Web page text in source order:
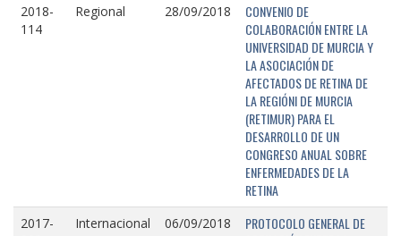
2018-
114
Regional 28/09/2018
CONVENIO DE
COLABORACIÓN ENTRE LA
UNIVERSIDAD DE MURCIA Y
LA ASOCIACIÓN DE
AFECTADOS DE RETINA DE
LA REGIÓNI DE MURCIA
(RETIMUR) PARA EL
DESARROLLO DE UN
CONGRESO ANUAL SOBRE
ENFERMEDADES DE LA
RETINA
2017-
Internacional 06/09/2018
PROTOCOLO GENERAL DE